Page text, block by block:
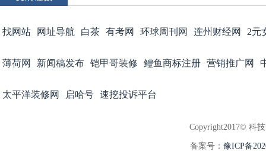
找网站 网址导航 白茶 有考网 环球周刊网 连州财经网 2元
薄荷网 新闻稿发布 铠甲哥装修 鳢鱼商标注册 营销推广网
太平洋装修网 启哈号 速挖投诉平台
Copyright2017© 科
备案号： 豫ICP备